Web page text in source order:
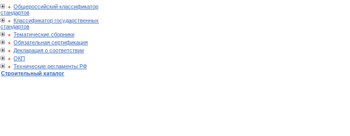
Общероссийский классификатор
стандартов
Классификатор государственных
стандартов
Тематические сборники
Обязательная сертификация
Декларация о соответствии
ОКП
Технические регламенты РФ
Строительный каталог